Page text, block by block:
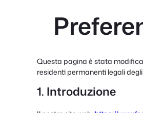
Questa pagina è stata
residenti permanenti legali
1. Introduzione